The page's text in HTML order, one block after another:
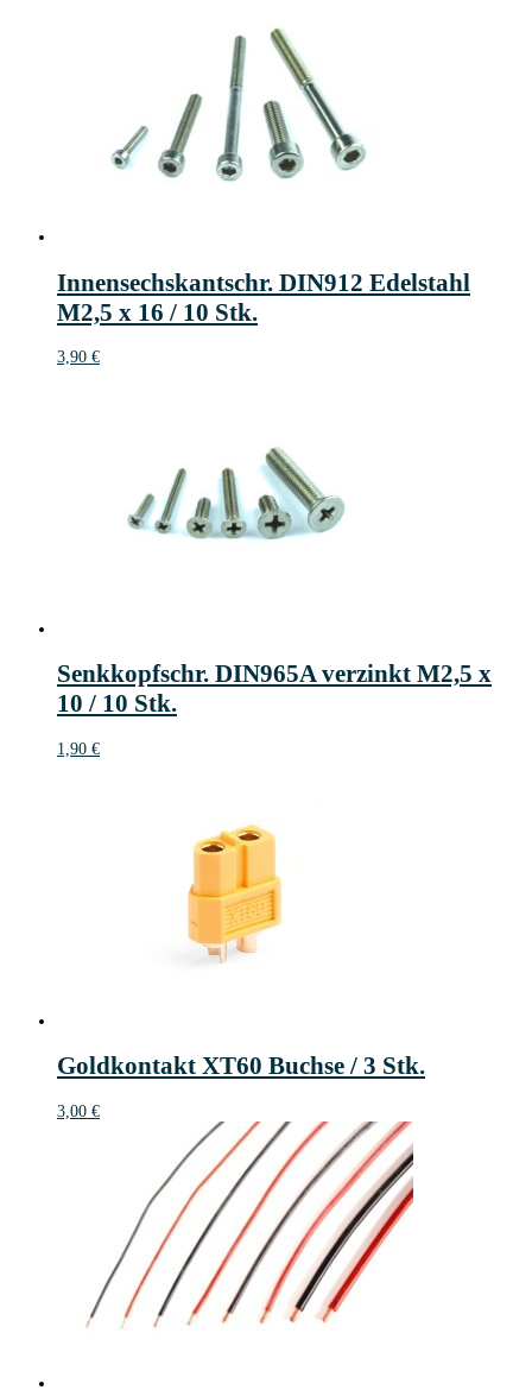
Innensechskantschr. DIN912 Edelstahl
M2,5 x 16 / 10 Stk.
3,90 €
Senkkopfschr. DIN965A verzinkt M2,5 x
10 / 10 Stk.
1,90 €
Goldkontakt XT60 Buchse / 3 Stk.
3,00 €